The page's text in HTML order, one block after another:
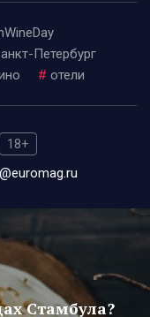
Петербург
# отели
18+
Стамбула?